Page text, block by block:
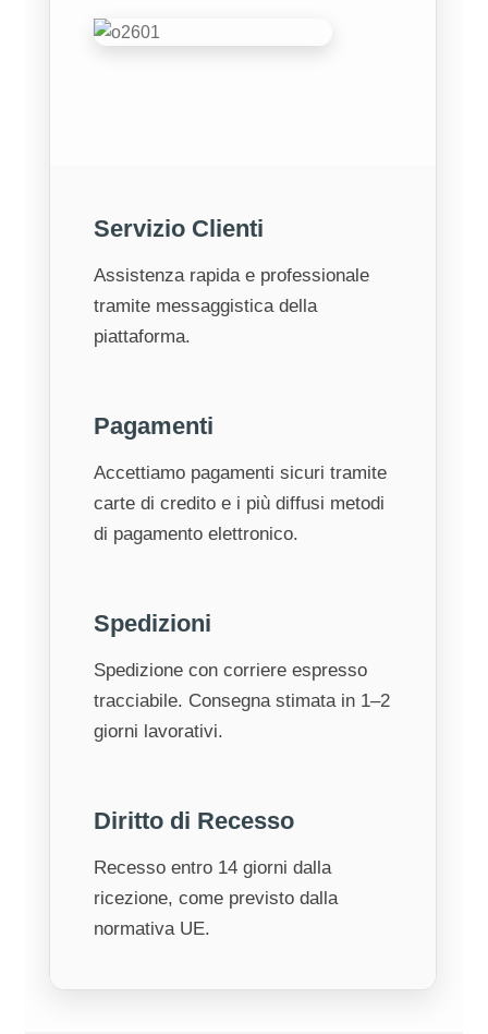
Servizio Clienti
Assistenza rapida e professionale
tramite messaggistica della
piattaforma.
Pagamenti
Accettiamo pagamenti sicuri tramite
carte di credito e i più diffusi metodi
di pagamento elettronico.
Spedizioni
Spedizione con corriere espresso
tracciabile. Consegna stimata in 1–2
giorni lavorativi.
Diritto di Recesso
Recesso entro 14 giorni dalla
ricezione, come previsto dalla
normativa UE.